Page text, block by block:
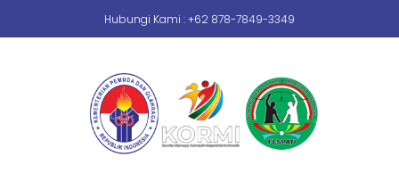
Hubungi Kami : +62 878-7849-3349